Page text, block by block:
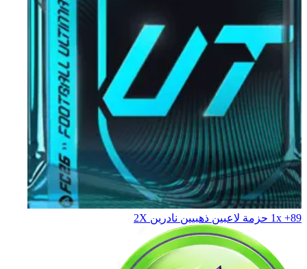
1x +89 حزمة لاعبين ذهبيين نادرين X‏2